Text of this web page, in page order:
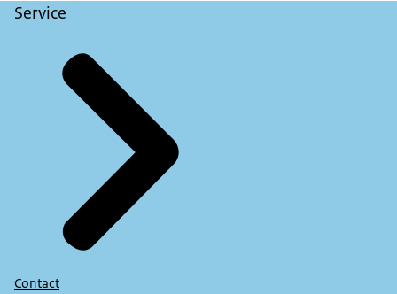
ER VERSCHIJNEN NU ICOONTJES IN BEELD van
VOICE-OVER:
Twee: weet wat je rijhulpsystemen wel en niet
kunnen.
Drie: blijf zelf opletten in het verkeer, met actieve
rijhouding.
Dus handen aan het stuur en voeten bij de pedalen
om mogelijk snel in te kunnen grijpen.
Je bent immers zelf verantwoordelijk.
Service
Contact